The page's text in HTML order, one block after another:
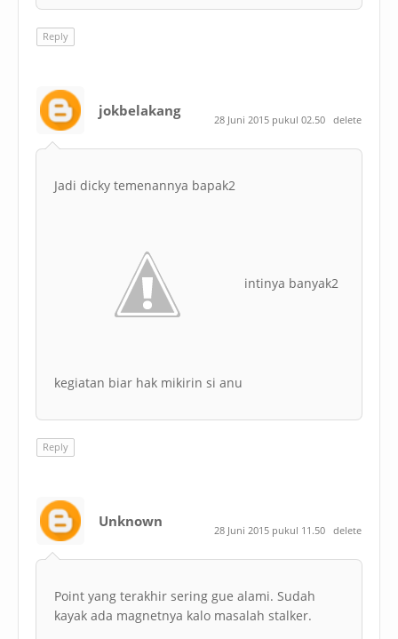
Reply
jokbelakang
28 Juni 2015 pukul 02.50 delete
Jadi dicky temenannya bapak2
intinya banyak2
kegiatan biar hak mikirin si anu
Reply
Unknown
28 Juni 2015 pukul 11.50 delete
Point yang terakhir sering gue alami. Sudah
kayak ada magnetnya kalo masalah stalker.